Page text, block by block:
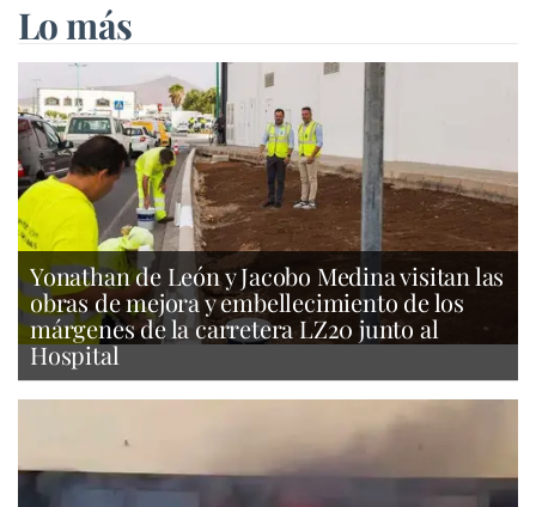
Lo más
Yonathan de León y Jacobo Medina visitan las
obras de mejora y embellecimiento de los
márgenes de la carretera LZ20 junto al
Hospital